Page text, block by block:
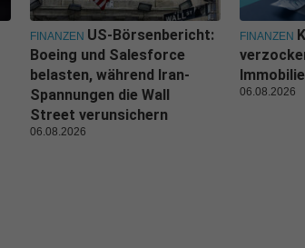
FINANZEN US-Börsenbericht:
Boeing und Salesforce
belasten, während Iran-
Spannungen die Wall
Street verunsichern
06.08.2026
FINANZEN
06.08.2026